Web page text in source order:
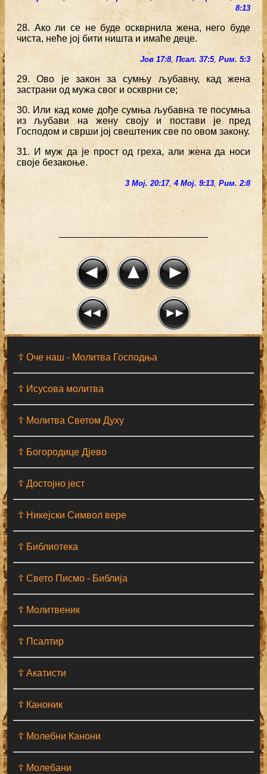
☦ Оче наш - Moлитва Господња
☦ Исусова молитва
☦ Молитва Светом Духу
☦ Богородице Дјево
☦ Достојно јест
☦ Никејски Символ вере
☦ Библиотека
☦ Свето Писмо - Библија
☦ Молитвеник
☦ Псалтир
☦ Акатисти
☦ Каноник
☦ Молебни Канони
☦ Молебани
8:13
28. Ако ли се не буде оскврнила жена, него буде
чиста, неће јој бити ништа и имаће деце.
Јов 17:8, Псал. 37:5, Рим. 5:3
29. Ово је закон за сумњу љубавну, кад жена
застрани од мужа свог и оскврни се;
30. Или кад коме дође сумња љубавна те посумња
из љубави на жену своју и постави је пред
Господом и сврши јој свештеник све по овом закону.
31. И муж да је прост од греха, али жена да носи
своје безакоње.
3 Мој. 20:17, 4 Мој. 9:13, Рим. 2:8